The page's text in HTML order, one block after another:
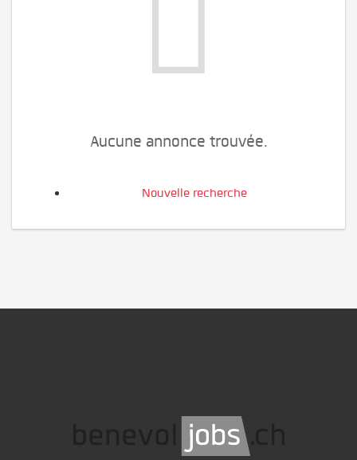
Aucune annonce trouvée.
Nouvelle recherche